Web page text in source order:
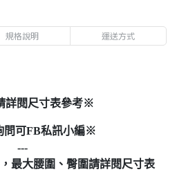
規格說明 運送方式
詳閱尺寸表參考※
問可FB私訊小編※
---
最大腰圍、臀圍請詳閱尺寸表